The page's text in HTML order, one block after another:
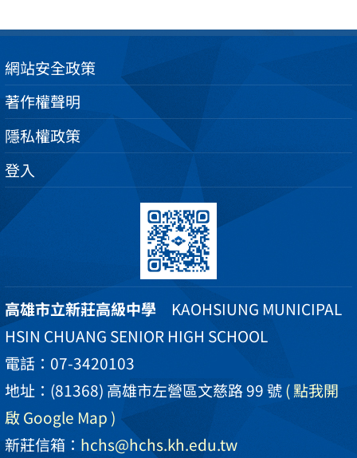
網站安全政策
著作權聲明
隱私權政策
登入
高雄市立新莊高級中學 KAOHSIUNG MUNICIPAL
HSIN CHUANG SENIOR HIGH SCHOOL
電話：07-3420103
地址：(81368) 高雄市左營區文慈路 99 號( 點我開
啟 Google Map )
新莊信箱： hchs@hchs.kh.edu.tw